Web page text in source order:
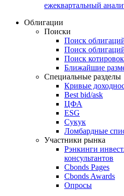
ежеквартальный
Облигации
Поиски
Поиск
Поиск
Поиск
Ближайшие
Специальные разделы
Кривые
Best bid/ask
ЦФА
ESG
Сукук
Ломбардные
Участники рынка
Рэнкинги
консультантов
Cbonds Pages
Cbonds Awards
Опросы